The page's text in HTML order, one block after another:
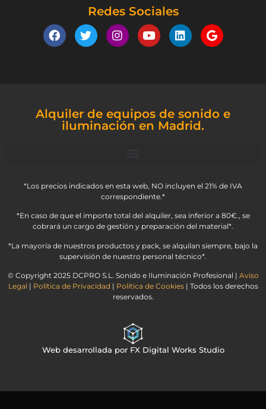
Redes Sociales
Alquiler de equipos de sonido e
iluminación en Madrid.
*Los precios indicados en esta web, NO incluyen el 21% de IVA
correspondiente.*
*En caso de que el importe total del alquiler, sea inferior a 80€., se
cobrará un cargo de gestión y preparación del material*.
*La mayoría de nuestros productos y pack, se alquilan siempre, bajo la
supervisión de nuestro personal técnico*.
© Copyright 2025 DCPRO S.L. Sonido e Iluminación Profesional | Aviso
Legal | Política de Privacidad | Política de Cookies| Todos los derechos
reservados.
Web desarrollada por FX Digital Works Studio